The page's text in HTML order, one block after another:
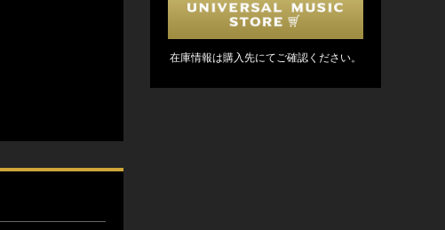
在庫情報は購入先にてご確認ください。